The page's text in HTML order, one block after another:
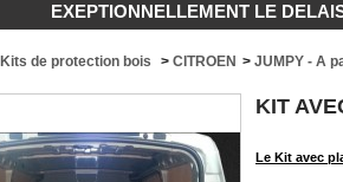
EXEPTIONNELLEMENT LE
Kits de protection bois > CITROEN > JUMPY - A
KIT
Le Kit avec